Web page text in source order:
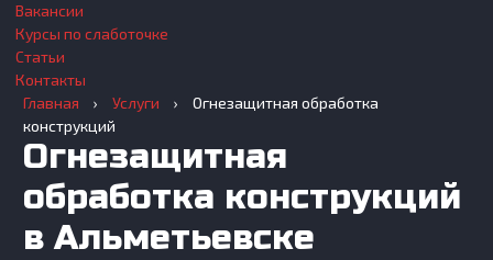
Вакансии
Курсы по слаботочке
Статьи
Контакты
Главная › Услуги ›
Огнезащитная обработка
конструкций
Огнезащитная
обработка конструкций
в Альметьевске